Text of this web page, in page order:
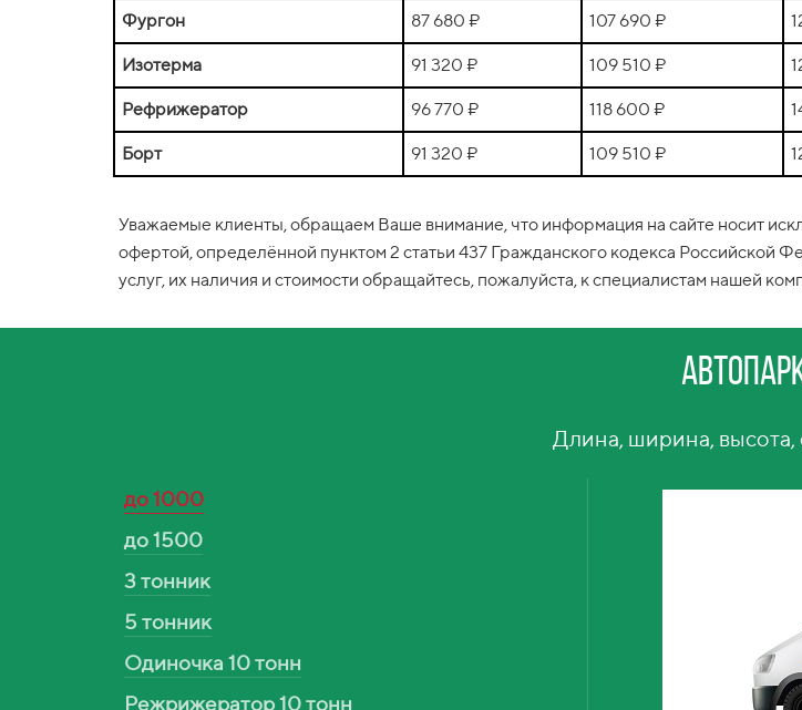
Фургон 87 680 ₽ 107 690 ₽
Изотерма 91 320 ₽ 109 510 ₽
Рефрижератор 96 770 ₽ 118 600 ₽
Борт 91 320 ₽ 109 510 ₽
Уважаемые клиенты, обращаем Ваше внимание, что информация на сайте носит
офертой, определённой пунктом 2 статьи 437 Гражданского кодекса Российской
услуг, их наличия и стоимости обращайтесь, пожалуйста, к специалистам нашей
Длина, ширина, высота,
до 1000
до 1500
3 тонник
5 тонник
Одиночка 10 тонн
Режрижератор 10 тонн